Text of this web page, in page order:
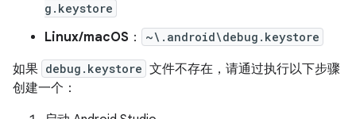
g.keystore
Linux/macOS ： ~\.android\debug.keystore
如果 debug.keystore 文件不存在，请通过执行以下步骤
创建一个：